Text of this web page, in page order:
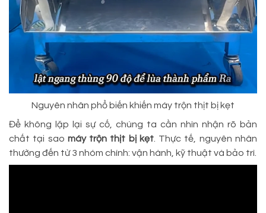
Nguyên nhân phổ biến khiến máy trộn thịt bị kẹt
Để không lặp lại sự cố, chúng ta cần nhìn nhận rõ bản
chất tại sao máy trộn thịt bị kẹt. Thực tế, nguyên nhân
thường đến từ 3 nhóm chính: vận hành, kỹ thuật và bảo trì.